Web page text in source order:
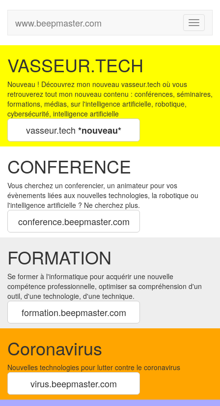
Menu
www.beepmaster.com
VASSEUR.TECH
Nouveau ! Découvrez mon nouveau vasseur.tech où vous
retrouverez tout mon nouveau contenu : conférences, séminaires,
formations, médias, sur l'intelligence artificielle, robotique,
cybersécurité, intelligence artificielle
vasseur.tech *nouveau*
CONFERENCE
Vous cherchez un conferencier, un animateur pour vos
évènements liées aux nouvelles technologies, la robotique ou
l'intelligence artificielle ? Ne cherchez plus.
conference.beepmaster.com
FORMATION
Se former à l'informatique pour acquérir une nouvelle
compétence professionnelle, optimiser sa compréhension d'un
outil, d'une technologie, d'une technique.
formation.beepmaster.com
Coronavirus
Nouvelles technologies pour lutter contre le coronavirus
virus.beepmaster.com